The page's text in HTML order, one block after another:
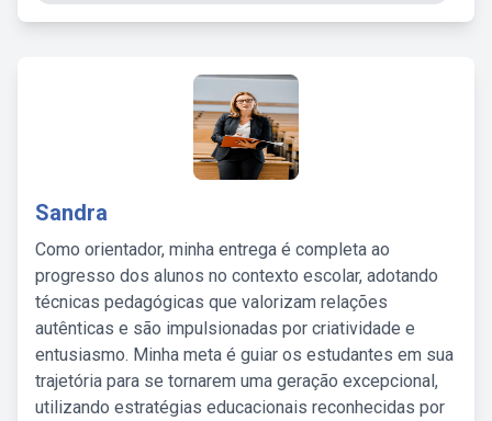
Sandra
Como orientador, minha entrega é completa ao
progresso dos alunos no contexto escolar, adotando
técnicas pedagógicas que valorizam relações
autênticas e são impulsionadas por criatividade e
entusiasmo. Minha meta é guiar os estudantes em sua
trajetória para se tornarem uma geração excepcional,
utilizando estratégias educacionais reconhecidas por